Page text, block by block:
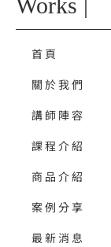
首頁
關於我們
講師陣容
課程介紹
商品介紹
案例分享
最新消息